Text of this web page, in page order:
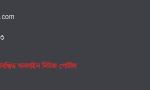
অনলাইন নিউজ পোর্টাল